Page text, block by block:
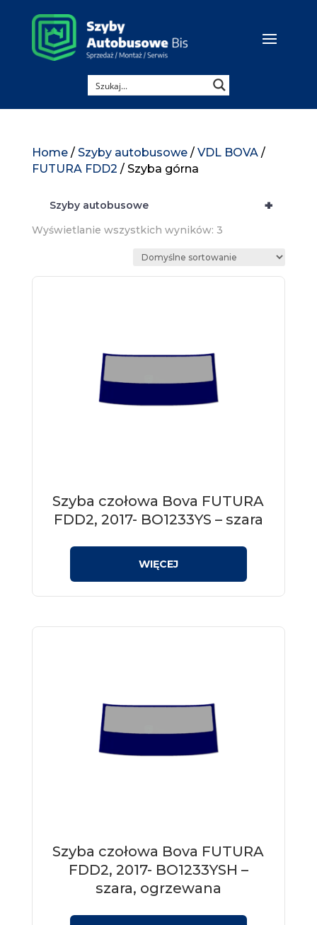
Home/ Szyby autobusowe/ VDL BOVA/
FUTURA FDD2 / Szyba górna
+
Szyby autobusowe
Wyświetlanie wszystkich wyników: 3
Szyba czołowa Bova FUTURA
FDD2, 2017- BO1233YS – szara
Szyba czołowa Bova FUTURA
FDD2, 2017- BO1233YSH –
szara, ogrzewana